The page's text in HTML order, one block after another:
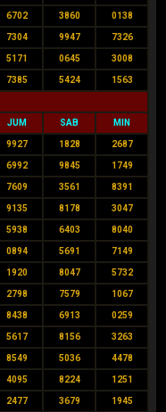
6702 3860 0138
7304 9947 7326
5171 0645 3008
7385 5424 1563
JUM SAB MIN
9927 1828 2687
6992 9845 1749
7609 3561 8391
9135 8178 3047
5938 6403 8040
0894 5691 7149
1920 8047 5732
2798 7579 1067
8438 6913 0259
5617 8156 3263
8549 5036 4478
4095 8224 1251
2477 3679 1945